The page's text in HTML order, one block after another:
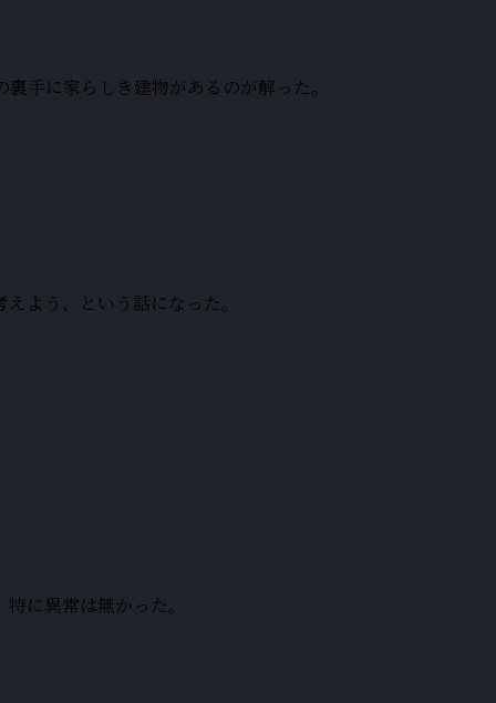
手に家らしき建物があるのが解った。
よう、という話になった。
に異常は無かった。